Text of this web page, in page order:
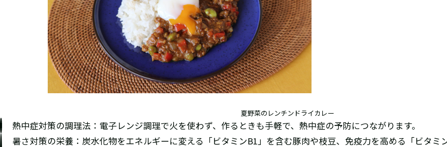
夏野菜のレンチンドライカレー
熱中症対策の調理法：電子レンジ調理で火を使わず、作るときも手軽で、熱中症の予防につながります。
暑さ対策の栄養：炭水化物をエネルギーに変える「ビタミンB1」を含む豚肉や枝豆、免疫力を高める「ビタミ